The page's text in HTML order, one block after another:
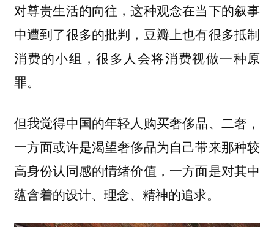
对尊贵生活的向往，这种观念在当下的叙事
中遭到了很多的批判，豆瓣上也有很多抵制
消费的小组，很多人会将消费视做一种原
罪。
但我觉得中国的年轻人购买奢侈品、二奢，
一方面或许是渴望奢侈品为自己带来那种较
高身份认同感的情绪价值，一方面是对其中
蕴含着的设计、理念、精神的追求。